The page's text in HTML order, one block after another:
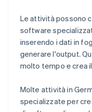
Le attività possono
software
inserendo i dati in
generare l'output.
molto tempo e crea
Molte attività in
specializzate per